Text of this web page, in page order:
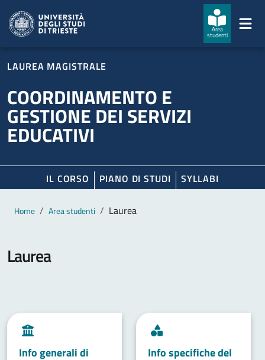
Area
studenti
LAUREA MAGISTRALE
COORDINAMENTO E
GESTIONE DEI SERVIZI
EDUCATIVI
IL CORSO PIANO DI STUDI SYLLABI
Contenuto principale
Breadcrumb
Home Area studenti Laurea
Laurea
Info generali di
Info specifiche del